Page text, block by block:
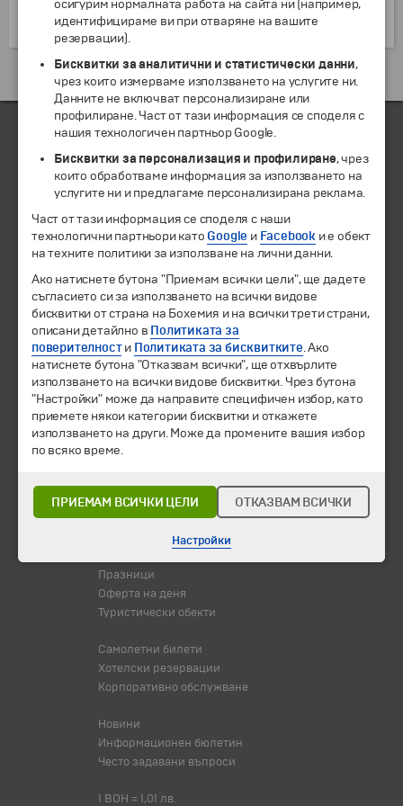
ресторанти и възможности за целогодишен
туризъм.
Екскурзии и почивки до Исландия »
ЧЛЕН НА
© 1994-2026 Бохемия ООД.Всички права запазени.
Екскурзии и почивки
Направления
Промоции
Горещи оферти
Потвърдени дати
Празници
Оферта на деня
Туристически обекти
Самолетни билети
Хотелски резервации
Корпоративно обслужване
Новини
Информационен бюлетин
Често задавани въпроси
1 BOH = 1,01 лв.
осигурим нормалната работа на сайта ни (например,
идентифицираме ви при отваряне на вашите
резервации).
Бисквитки за аналитични и статистически данни,
чрез които измерваме използването на услугите ни.
Данните не включват персонализиране или
профилиране. Част от тази информация се споделя с
нашия технологичен партньор Google.
Бисквитки за персонализация и профилиране, чрез
които обработваме информация за използването на
услугите ни и предлагаме персонализирана реклама.
Част от тази информация се споделя с наши
технологични партньори като Google и Facebook и е обект
на техните политики за използване на лични данни.
Ако натиснете бутона "Приемам всички цели", ще дадете
съгласието си за използването на всички видове
бисквитки от страна на Бохемия и на всички трети страни,
описани детайлно в Политиката за
поверителности Политиката за бисквитките. Ако
натиснете бутона "Отказвам всички", ще отхвърлите
използването на всички видове бисквитки. Чрез бутона
"Настройки" може да направите специфичен избор, като
приемете някои категории бисквитки и откажете
използването на други. Може да промените вашия избор
по всяко време.
ПРИЕМАМ ВСИЧКИ ЦЕЛИ ОТКАЗВАМ ВСИЧКИ
Настройки